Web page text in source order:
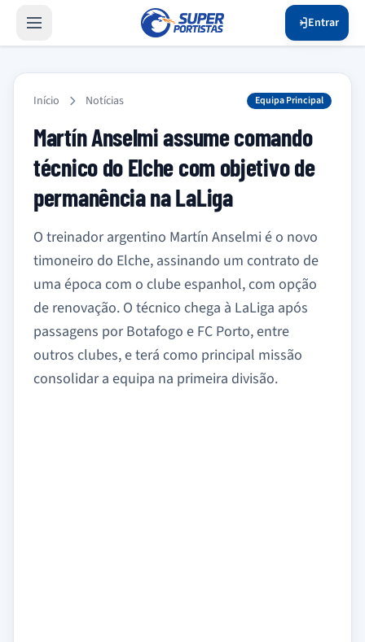
Entrar
Início Notícias Equipa Principal
Martín Anselmi assume comando
técnico do Elche com objetivo de
permanência na LaLiga
O treinador argentino Martín Anselmi é o novo
timoneiro do Elche, assinando um contrato de
uma época com o clube espanhol, com opção
de renovação. O técnico chega à LaLiga após
passagens por Botafogo e FC Porto, entre
outros clubes, e terá como principal missão
consolidar a equipa na primeira divisão.